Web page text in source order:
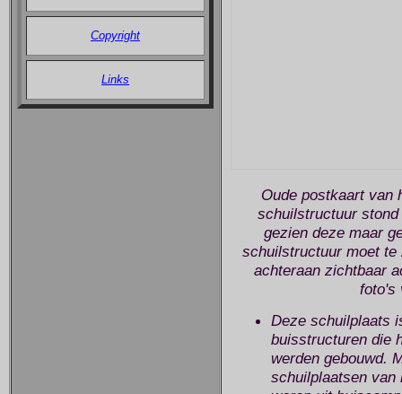
Copyright
Links
Oude postkaart van
schuilstructuur
gezien deze maar
schuilstructuur moet te
achteraan zichtbaar
foto's
Deze schuilplaats
buisstructuren die
werden gebouwd.
schuilplaatsen van